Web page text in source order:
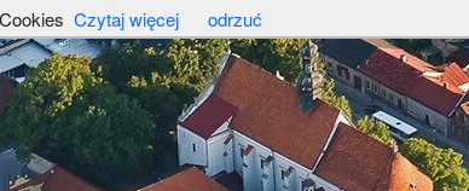
Czytaj więcej odrzuć